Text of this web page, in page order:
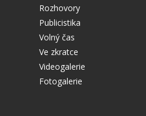
Rozhovory
Publicistika
Volný čas
Ve zkratce
Videogalerie
Fotogalerie